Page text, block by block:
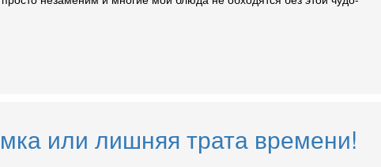
или лишняя трата времени!